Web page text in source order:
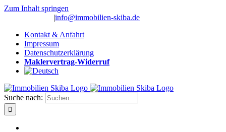
Zum Inhalt springen
|info@immobilien-skiba.de
Kontakt & Anfahrt
Impressum
Datenschutzerklärung
Maklervertrag-Widerruf
Suche nach: